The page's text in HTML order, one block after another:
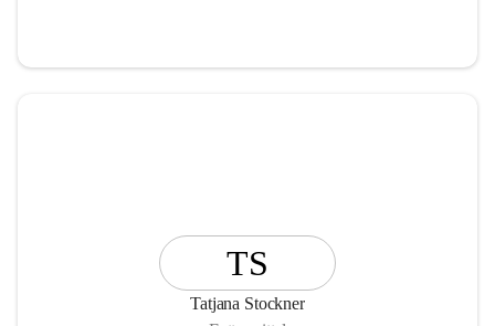
TS
Tatjana Stockner